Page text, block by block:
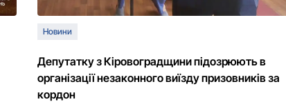
Новини
Депутатку з Кіровоградщини підозрюють в
організації незаконного виїзду призовників за
кордон